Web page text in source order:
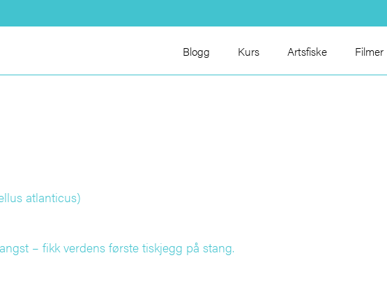
Blogg Kurs Artsfiske Filmer
atlanticus)
– fikk verdens første tiskjegg på stang.